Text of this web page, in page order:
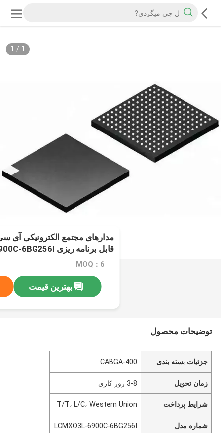
1
/
1
قابل برنامه ریزی LCMXO3L-6900C-6BG256I
MOQ：6
بهترین قیمت
توضیحات محصول
جزئیات بسته بندی 400-CABGA
زمان تحویل 3-8 روز کاری
شرایط پرداخت T/T، L/C، Western Union
شماره مدل LCMXO3L-6900C-6BG256I